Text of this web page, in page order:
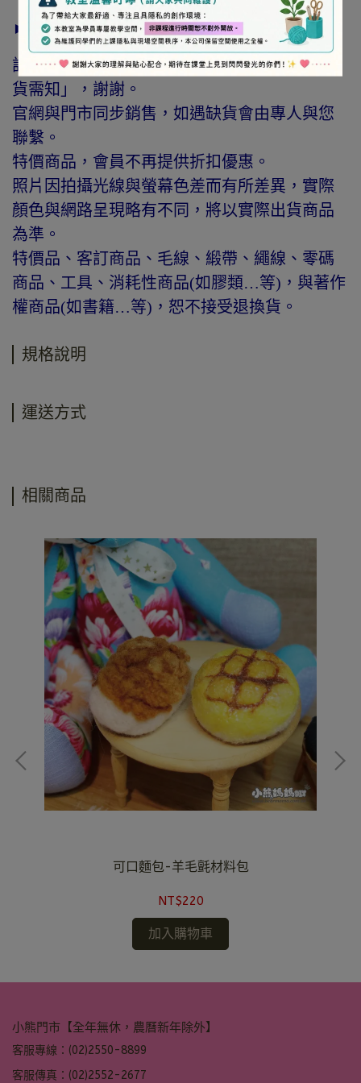
► 注意事項
訂購前請詳閱「線上訂購流程說明」及「退換
貨需知」，謝謝。
官網與門市同步銷售，如遇缺貨會由專人與您
聯繫。
特價商品，會員不再提供折扣優惠。
照片因拍攝光線與螢幕色差而有所差異，實際
顏色與網路呈現略有不同，將以實際出貨商品
為準。
特價品、客訂商品、毛線、緞帶、繩線、零碼
商品、工具、消耗性商品(如膠類…等)，與著作
權商品(如書籍…等)，恕不接受退換貨。
規格說明
運送方式
相關商品
可口麵包-羊毛氈材料包
NT$220
加入購物車
小熊門市【全年無休，農曆新年除外】
客服專線：(02)2550-8899
客服傳真：(02)2552-2677